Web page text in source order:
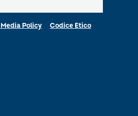
Policy Codice Etico